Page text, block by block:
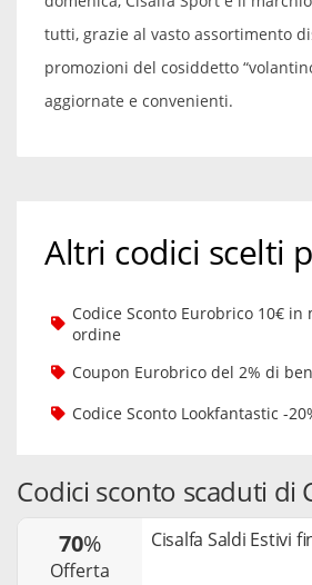
tutti, grazie al vasto assortimento
promozioni del cosiddetto
aggiornate e convenienti.
Altri codici scelti
Codice Sconto Eurobrico 10€ in
ordine
Coupon Eurobrico del 2% di
Codice Sconto Lookfantastic -
Codici sconto scaduti di
70%
offerta
Cisalfa Saldi Estivi